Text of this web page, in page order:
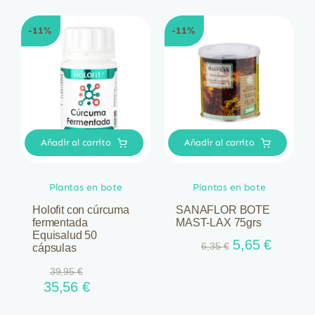
Añadir al carrito
-11%
Plantas en bote
Holofit con cúrcuma
fermentada
Equisalud 50
cápsulas
39,95€
El
35,56 €El
Añadir al carrito
-11%
Plantas en bote
SANAFLOR BOTE
MAST-LAX 75grs
6,35€ El
5,65€El